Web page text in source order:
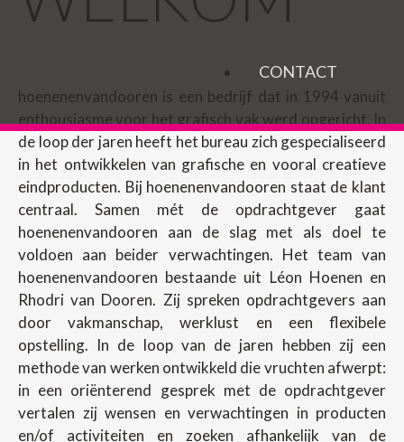
CONTACT
hoenenenvandooren is een bedrijf dat in 1994 vanuit
enthousiasme voor het grafisch vak werd opgericht. In
de loop der jaren heeft het bureau zich gespecialiseerd
in het ontwikkelen van grafische en vooral creatieve
eindproducten. Bij hoenenenvandooren staat de klant
centraal. Samen mét de opdrachtgever gaat
hoenenenvandooren aan de slag met als doel te
voldoen aan beider verwachtingen. Het team van
hoenenenvandooren bestaande uit Léon Hoenen en
Rhodri van Dooren. Zij spreken opdrachtgevers aan
door vakmanschap, werklust en een flexibele
opstelling. In de loop van de jaren hebben zij een
methode van werken ontwikkeld die vruchten afwerpt:
in een oriënterend gesprek met de opdrachtgever
vertalen zij wensen en verwachtingen in producten
en/of activiteiten en zoeken afhankelijk van de